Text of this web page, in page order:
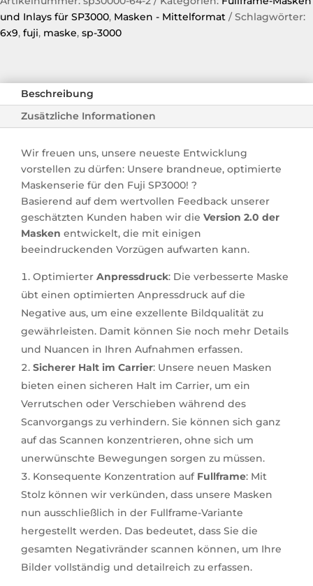
120
SP3000
und Inlays für SP3000, Masken - Mittelformat
Schlagwörter:
6x9, fuji, maske, sp-3000
Beschreibung
Zusätzliche Informationen
Wir freuen uns, unsere neueste Entwicklung
vorstellen zu dürfen: Unsere brandneue, optimierte
Maskenserie für den Fuji SP3000! ?
Basierend auf dem wertvollen Feedback unserer
geschätzten Kunden haben wir die Version 2.0 der
Masken entwickelt, die mit einigen
beeindruckenden Vorzügen aufwarten kann.
Optimierter Anpressdruck: Die verbesserte Maske
übt einen optimierten Anpressdruck auf die
Negative aus, um eine exzellente Bildqualität zu
gewährleisten. Damit können Sie noch mehr Details
und Nuancen in Ihren Aufnahmen erfassen.
Sicherer Halt im Carrier: Unsere neuen Masken
bieten einen sicheren Halt im Carrier, um ein
Verrutschen oder Verschieben während des
Scanvorgangs zu verhindern. Sie können sich ganz
auf das Scannen konzentrieren, ohne sich um
unerwünschte Bewegungen sorgen zu müssen.
Konsequente Konzentration auf Fullframe: Mit
Stolz können wir verkünden, dass unsere Masken
nun ausschließlich in der Fullframe-Variante
hergestellt werden. Das bedeutet, dass Sie die
gesamten Negativränder scannen können, um Ihre
Bilder vollständig und detailreich zu erfassen.